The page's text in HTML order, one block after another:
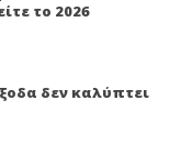
το 2026
δεν καλύπτει